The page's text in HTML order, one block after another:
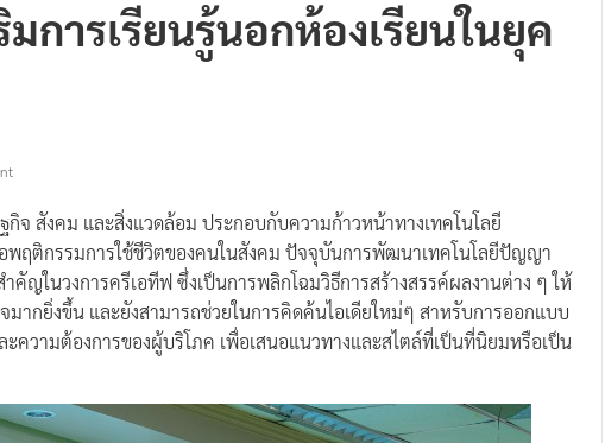
การเรียนรู้นอกห้องเรียนในยุค
กิจ สังคม และสิ่งแวดล้อม ประกอบกับความก้าวหน้าทางเทคโนโลยี
พฤติกรรมการใช้ชีวิตของคนในสังคม ปัจจุบันการพัฒนาเทคโนโลยีปัญญา
คัญในวงการครีเอทีฟ ซึ่งเป็นการพลิกโฉมวิธีการสร้างสรรค์ผลงานต่าง ๆ ให้
มากยิ่งขึ้น และยังสามารถช่วยในการคิดค้นไอเดียใหม่ๆ สาหรับการออกแบบ
ะความต้องการของผู้บริโภค เพื่อเสนอแนวทางและสไตล์ที่เป็นที่นิยมหรือเป็น